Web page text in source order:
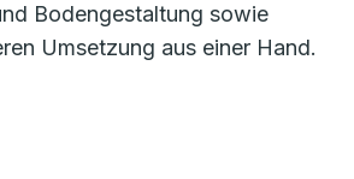
Bodengestaltung sowie
Umsetzung aus einer Hand.